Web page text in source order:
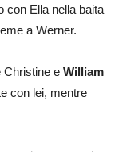
con Ella nella baita
a Werner.
Christine e William
con lei, mentre